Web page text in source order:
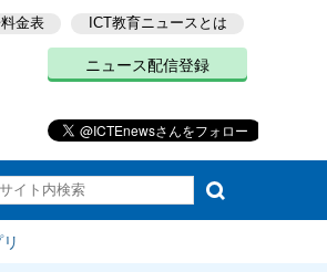
金表 ICT教育ニュースとは
ニュース配信登録